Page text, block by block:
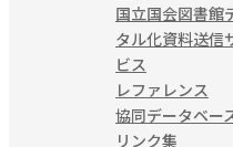
国立国会図書館
タル化資料送信
ビス
レファレンス
協同データベー
リンク集